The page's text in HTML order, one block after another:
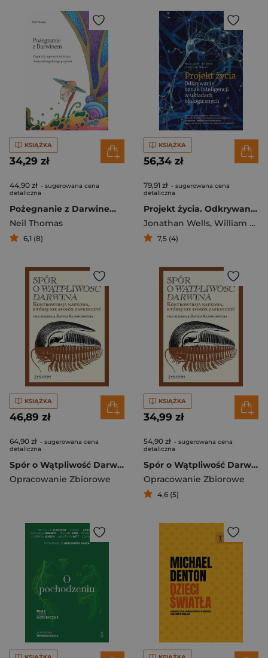
KSIĄŻKA
34,29 zł
44,90 zł - sugerowana cena
detaliczna
Pożegnanie z Darwinem. Zagorzały agnostyk odkrywa teorię inteligentnego projektu
Neil Thomas
6,1 (8)
KSIĄŻKA
56,34 zł
79,91 zł - sugerowana cena
detaliczna
Projekt życia. Odkrywanie oznak inteligencji w układach biologicznych
Jonathan Wells, William A. Dembski
7,5 (4)
KSIĄŻKA
46,89 zł
64,90 zł - sugerowana cena
detaliczna
Spór o Wątpliwość Darwina. Kontrowersja naukowa, której nie sposób zaprzeczyć
Opracowanie Zbiorowe
KSIĄŻKA
34,99 zł
54,90 zł - sugerowana cena
detaliczna
Spór o Wątpliwość Darwina. Kontrowersja naukowa, której nie sposób zaprzeczyć
Opracowanie Zbiorowe
4,6 (5)